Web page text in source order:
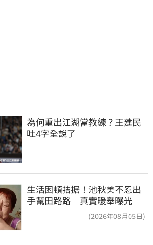
為何重出江湖當教練？王建民
吐4字全說了
生活困頓拮据！池秋美不忍出
手幫田路路 真實暖舉曝光
(2026年08月05日)